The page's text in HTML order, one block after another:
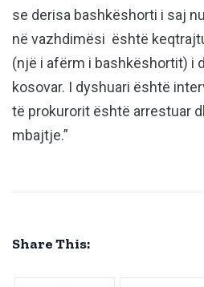
se derisa bashkëshorti i saj
në vazhdimësi është
(një i afërm i bashkëshortit) i
kosovar. I dyshuari është
të prokurorit është arrestuar
mbajtje.”
Share This: